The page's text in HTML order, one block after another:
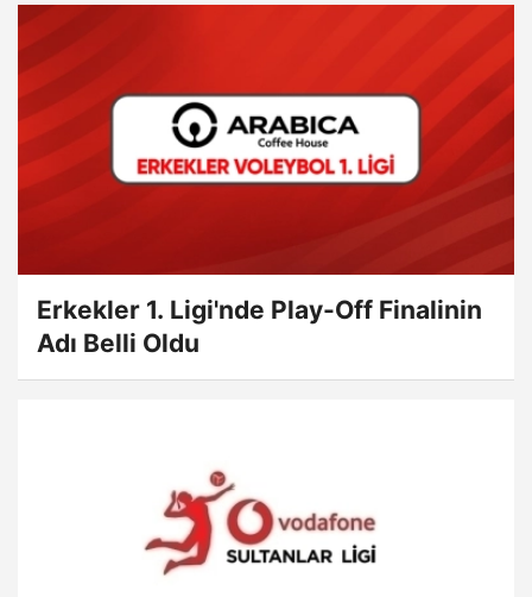
Erkekler 1. Ligi'nde Play-Off Finalinin
Adı Belli Oldu